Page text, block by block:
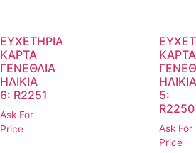
ΕΥΧΕΤΗΡΙΑ
ΚΑΡΤΑ
ΓΕΝΕΘΛΙΑ
ΗΛΙΚΙΑ
6: R2251
Ask For
Price
ΚΑΡΤΑ
ΗΛΙΚΙΑ
5:
R2250
Ask For
Price